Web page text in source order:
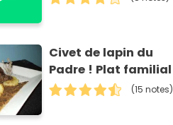
Civet de lapin du
Padre ! Plat familial
(15 notes)